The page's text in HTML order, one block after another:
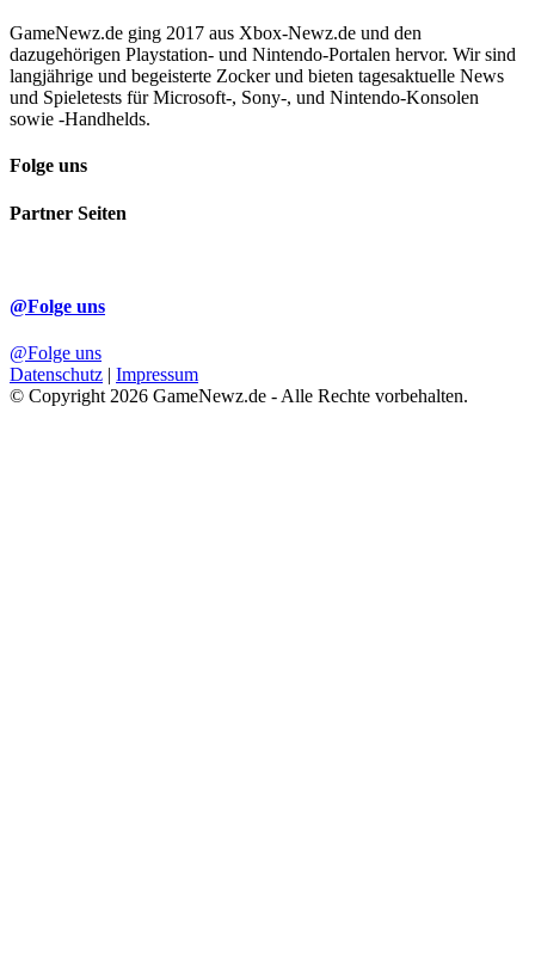
GameNewz.de ging 2017 aus Xbox-Newz.de und den
dazugehörigen Playstation- und Nintendo-Portalen hervor. Wir sind
langjährige und begeisterte Zocker und bieten tagesaktuelle News
und Spieletests für Microsoft-, Sony-, und Nintendo-Konsolen
sowie -Handhelds.
Folge uns
Partner Seiten
@Folge uns
@Folge uns
Datenschutz | Impressum
© Copyright 2026 GameNewz.de - Alle Rechte vorbehalten.